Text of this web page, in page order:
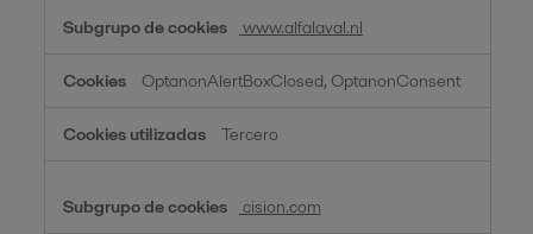
www.alfalaval.nl
OptanonAlertBoxClosed, OptanonConsent
Tercero
cision.com